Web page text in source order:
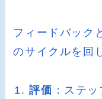
フィードバック
のサイクルを回
評価 ：ステ